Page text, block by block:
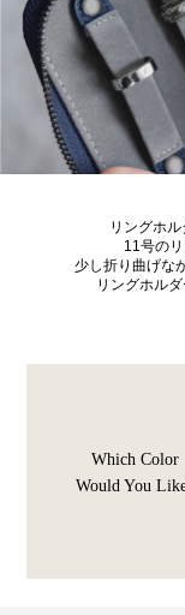
リングホ
11号の
少し折り曲げな
リングホル
Which Color
Would You